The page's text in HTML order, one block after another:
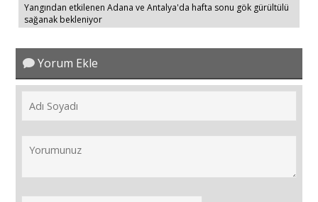
Yangından etkilenen Adana ve Antalya'da hafta sonu gök gürültülü
sağanak bekleniyor
Yorum Ekle